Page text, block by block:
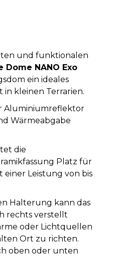
und funktionalen
Dome NANO Exo
ein ideales
kleinen Terrarien.
Aluminiumreflektor
Wärmeabgabe
die
Platz für
einer Leistung von bis
Halterung kann das
rechts verstellt
oder Lichtquellen
Ort zu richten.
oben oder unten